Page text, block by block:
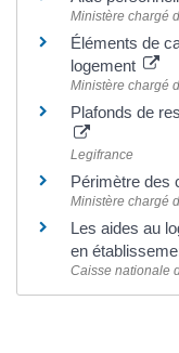
Ministère chargé
Éléments de
logement
Ministère chargé
Plafonds de
Legifrance
Périmètre des
Ministère chargé
Les aides au
en
Caisse nationale